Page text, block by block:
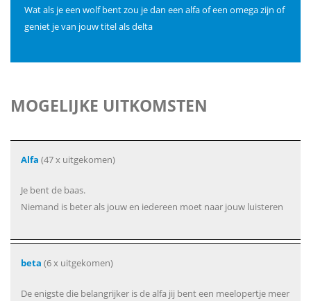
Wat als je een wolf bent zou je dan een alfa of een omega zijn of
geniet je van jouw titel als delta
MOGELIJKE UITKOMSTEN
Alfa (47 x uitgekomen)
Je bent de baas.
Niemand is beter als jouw en iedereen moet naar jouw luisteren
beta (6 x uitgekomen)
De enigste die belangrijker is de alfa jij bent een meelopertje meer